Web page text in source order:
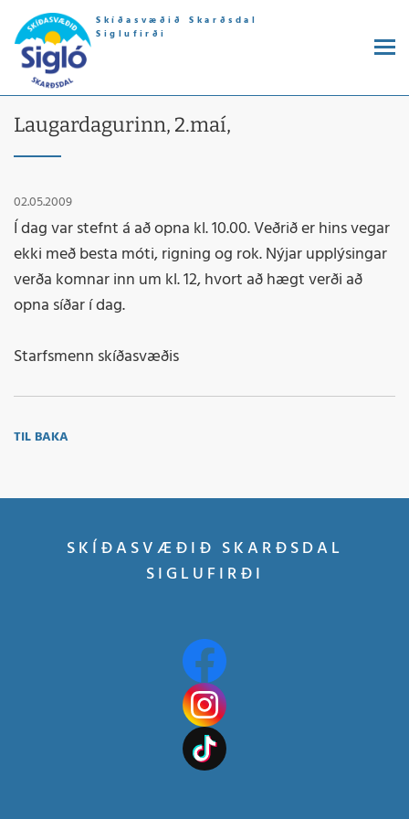
Skíðasvæðið Skarðsdal
Siglufirði
Laugardagurinn, 2.maí,
02.05.2009
Í dag var stefnt á að opna kl. 10.00. Veðrið er hins vegar
ekki með besta móti, rigning og rok. Nýjar upplýsingar
verða komnar inn um kl. 12, hvort að hægt verði að
opna síðar í dag.
Starfsmenn skíðasvæðis
TIL BAKA
SKÍÐASVÆÐIÐ SKARÐSDAL
SIGLUFIRÐI